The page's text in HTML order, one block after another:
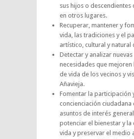
sus hijos o descendientes
en otros lugares.
Recuperar, mantener y
vida, las tradiciones y el
artístico, cultural y natural
Detectar y analizar nuevas
necesidades que mejoren
de vida de los vecinos y
Añavieja.
Fomentar la participación
concienciación ciudadana
asuntos de interés
potenciar el bienestar y la
vida y preservar el medio